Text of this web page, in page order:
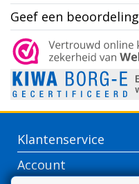
Geef een beoordeling
Klantenservice
Account